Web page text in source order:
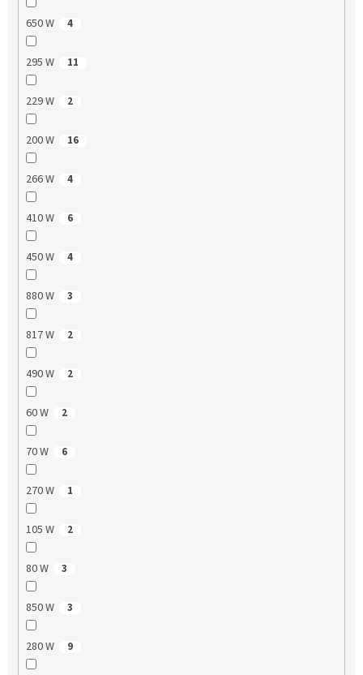
650 W 4
295 W 11
229 W 2
200 W 16
266 W 4
410 W 6
450 W 4
880 W 3
817 W 2
490 W 2
60 W 2
70 W 6
270 W 1
105 W 2
80 W 3
850 W 3
280 W 9